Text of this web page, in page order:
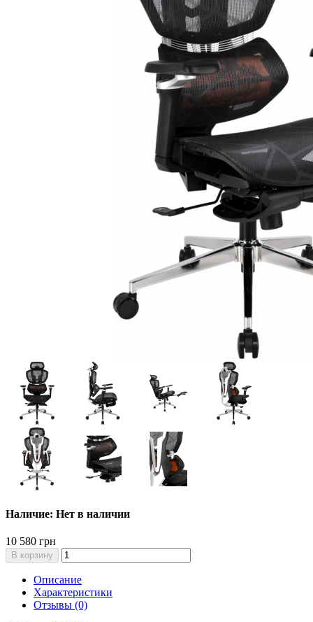
Наличие: Нет в наличии
10 580 грн
В корзину
Описание
Характеристики
Отзывы (0)